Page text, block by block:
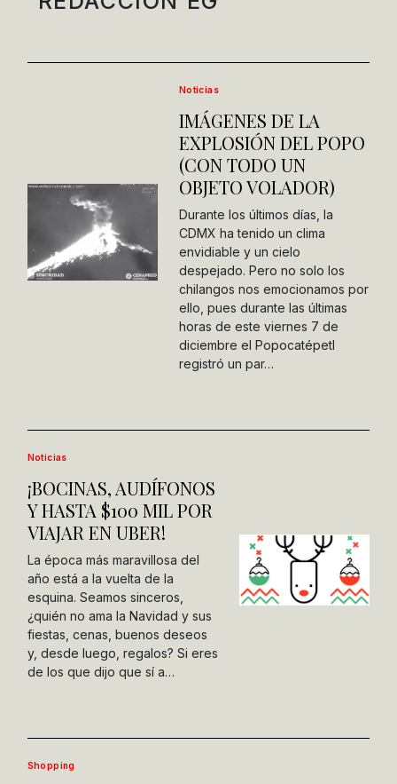
Noticias
IMÁGENES DE LA
EXPLOSIÓN DEL POPO
(CON TODO UN
OBJETO VOLADOR)
Durante los últimos días, la
CDMX ha tenido un clima
envidiable y un cielo
despejado. Pero no solo los
chilangos nos emocionamos por
ello, pues durante las últimas
horas de este viernes 7 de
diciembre el Popocatépetl
registró un par…
Noticias
¡BOCINAS, AUDÍFONOS
Y HASTA $100 MIL POR
VIAJAR EN UBER!
La época más maravillosa del
año está a la vuelta de la
esquina. Seamos sinceros,
¿quién no ama la Navidad y sus
fiestas, cenas, buenos deseos
y, desde luego, regalos? Si eres
de los que dijo que sí a…
Shopping